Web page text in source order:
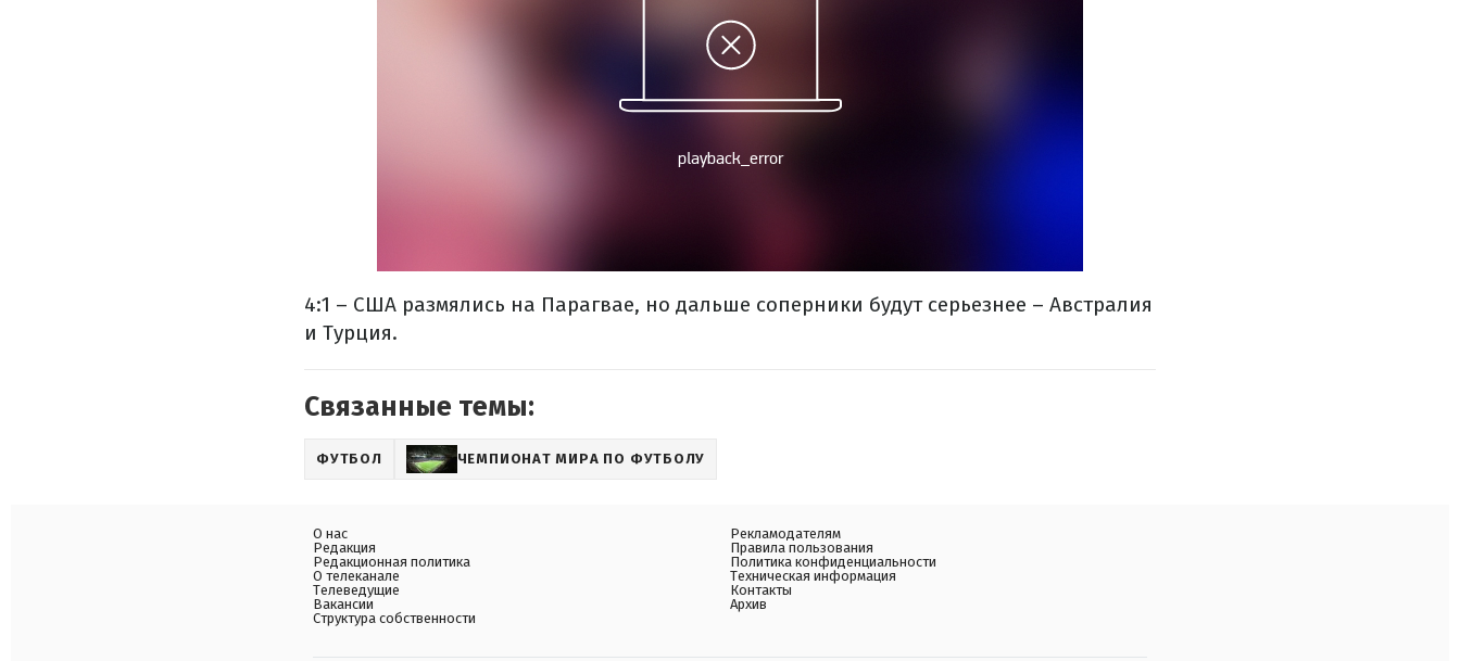
4:1 – США размялись на Парагвае, но дальше соперники будут серьезнее – Австралия
и Турция.
Связанные темы:
ФУТБОЛ ЧЕМПИОНАТ МИРА ПО ФУТБОЛУ
О нас
Редакция
Редакционная политика
О телеканале
Телеведущие
Вакансии
Структура собственности
Рекламодателям
Правила пользования
Политика конфиденциальности
Техническая информация
Контакты
Архив